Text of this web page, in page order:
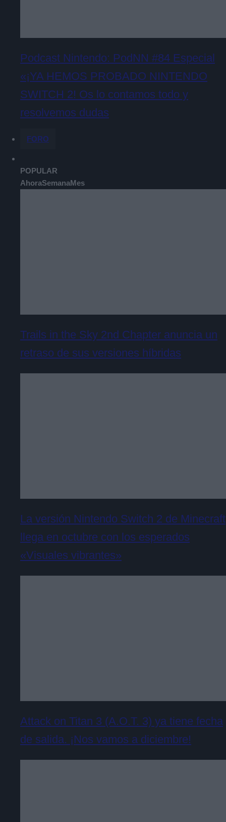
Podcast Nintendo: PodNN #84 Especial
«¡YA HEMOS PROBADO NINTENDO
SWITCH 2! Os lo contamos todo y
resolvemos dudas
FORO
POPULAR
AhoraSemanaMes
Trails in the Sky 2nd Chapter anuncia un
retraso de sus versiones híbridas
La versión Nintendo Switch 2 de Minecraft
llega en octubre con los esperados
«Visuales vibrantes»
Attack on Titan 3 (A.O.T. 3) ya tiene fecha
de salida. ¡Nos vamos a diciembre!